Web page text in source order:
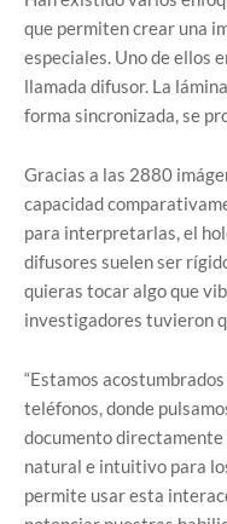
que permiten crear una
especiales. Uno de ellos
llamada difusor. La
forma sincronizada, se
Gracias a las 2880
capacidad
para interpretarlas, el
difusores suelen ser
quieras tocar algo que
investigadores tuvieron
“Estamos
teléfonos, donde
documento directamente
natural e intuitivo para
permite usar esta